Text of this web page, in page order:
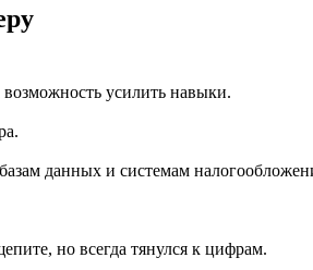
возможность усилить навыки.
данных и системам
но всегда тянулся к цифрам.